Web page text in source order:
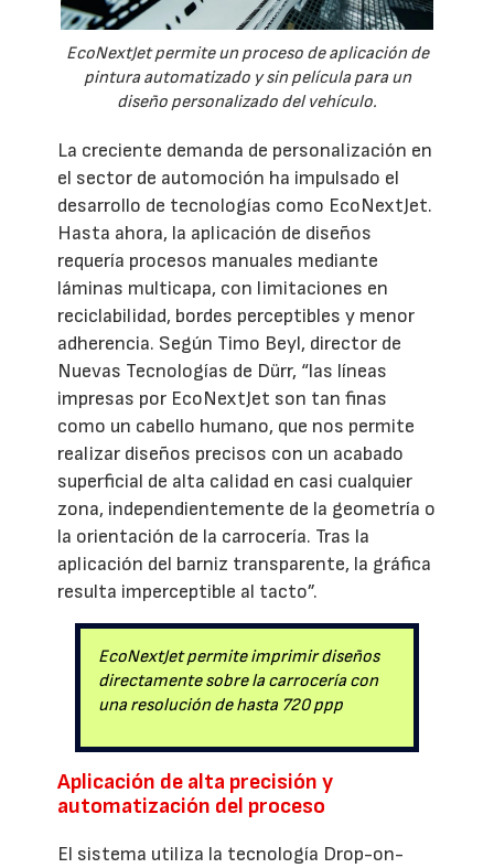
EcoNextJet permite un proceso de aplicación de
pintura automatizado y sin película para un
diseño personalizado del vehículo.
La creciente demanda de personalización en
el sector de automoción ha impulsado el
desarrollo de tecnologías como EcoNextJet.
Hasta ahora, la aplicación de diseños
requería procesos manuales mediante
láminas multicapa, con limitaciones en
reciclabilidad, bordes perceptibles y menor
adherencia. Según Timo Beyl, director de
Nuevas Tecnologías de Dürr, “las líneas
impresas por EcoNextJet son tan finas
como un cabello humano, que nos permite
realizar diseños precisos con un acabado
superficial de alta calidad en casi cualquier
zona, independientemente de la geometría o
la orientación de la carrocería. Tras la
aplicación del barniz transparente, la gráfica
resulta imperceptible al tacto”.
EcoNextJet permite imprimir diseños
directamente sobre la carrocería con
una resolución de hasta 720 ppp
Aplicación de alta precisión y
automatización del proceso
El sistema utiliza la tecnología Drop-on-